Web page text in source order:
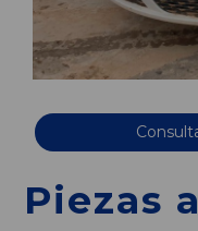
Piezas